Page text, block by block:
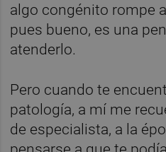
algo congénito rompe
pues bueno, es una
atenderlo.
Pero cuando te
patología, a mí me
de especialista, a la